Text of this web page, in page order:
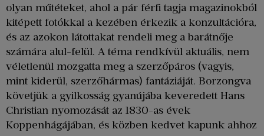
olyan műtéteket, ahol a pár férfi tagja magazinokból
kitépett fotókkal a kezében érkezik a konzultációra,
és az azokon látottakat rendeli meg a barátnője
számára alul-felül. A téma rendkívül aktuális, nem
véletlenül mozgatta meg a szerzőpáros (vagyis,
mint kiderül, szerzőhármas) fantáziáját. Borzongva
követjük a gyilkosság gyanújába keveredett Hans
Christian nyomozását az 1830-as évek
Koppenhágájában, és közben kedvet kapunk ahhoz